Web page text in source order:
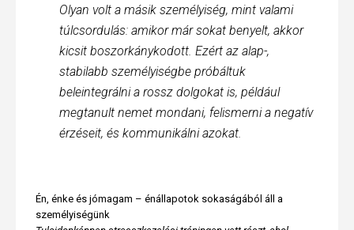
Olyan volt a másik személyiség, mint valami
túlcsordulás: amikor már sokat benyelt, akkor
kicsit boszorkánykodott. Ezért az alap-,
stabilabb személyiségbe próbáltuk
beleintegrálni a rossz dolgokat is, például
megtanult nemet mondani, felismerni a negatív
érzéseit, és kommunikálni azokat.
Én, énke és jómagam – énállapotok sokaságából áll a
személyiségünk